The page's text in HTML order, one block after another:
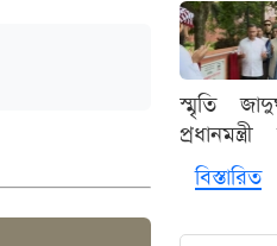
স্মৃতি
বিস্তারিত